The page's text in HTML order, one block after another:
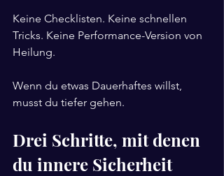
Keine Checklisten. Keine schnellen
Tricks. Keine Performance-Version von
Heilung.
Wenn du etwas Dauerhaftes willst,
musst du tiefer gehen.
Drei Schritte, mit denen
du innere Sicherheit